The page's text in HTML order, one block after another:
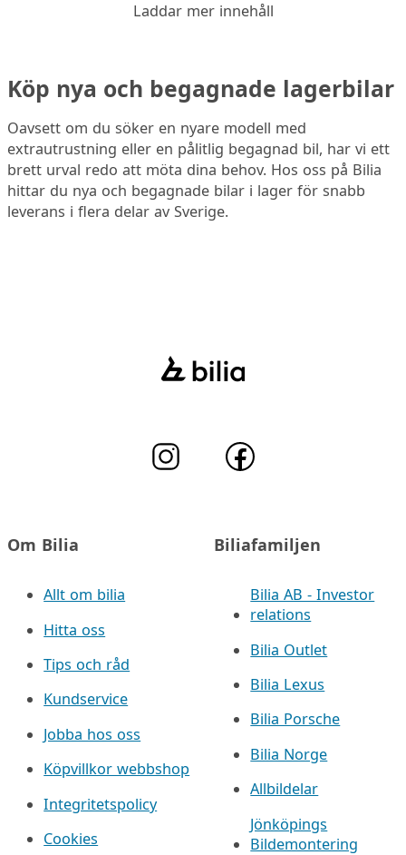
Laddar mer innehåll
Köp nya och begagnade lagerbilar
Oavsett om du söker en nyare modell med
extrautrustning eller en pålitlig begagnad bil, har vi ett
brett urval redo att möta dina behov. Hos oss på Bilia
hittar du nya och begagnade bilar i lager för snabb
leverans i flera delar av Sverige.
Om Bilia
Allt om bilia
Hitta oss
Tips och råd
Kundservice
Jobba hos oss
Köpvillkor webbshop
Integritetspolicy
Cookies
Biliafamiljen
Bilia AB - Investor
relations
Bilia Outlet
Bilia Lexus
Bilia Porsche
Bilia Norge
Allbildelar
Jönköpings
Bildemontering